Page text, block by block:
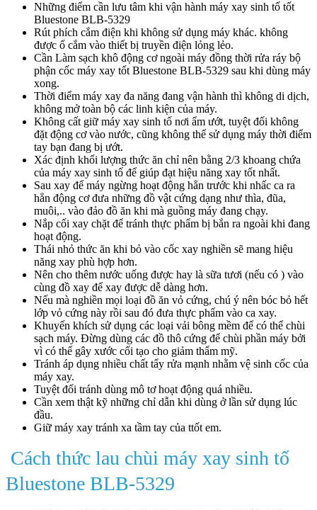
Những điểm cần lưu tâm khi vận hành máy xay sinh tố tốt
Bluestone BLB-5329
Rút phích cắm điện khi không sử dụng máy khác. không
được ổ cắm vào thiết bị truyền điện lỏng lẻo.
Cần Làm sạch khô động cơ ngoài máy đồng thời rửa ráy bộ
phận cốc máy xay tốt Bluestone BLB-5329 sau khi dùng máy
xong.
Thời điểm máy xay đa năng đang vận hành thì không di dịch,
không mở toàn bộ các linh kiện của máy.
Không cất giữ máy xay sinh tố nơi ẩm ướt, tuyệt đối không
đặt động cơ vào nước, cũng không thể sử dụng máy thời điểm
tay bạn đang bị ướt.
Xác định khối lượng thức ăn chỉ nên bằng 2/3 khoang chứa
của máy xay sinh tố để giúp đạt hiệu năng xay tốt nhất.
Sau xay để máy ngừng hoạt động hẳn trước khi nhấc ca ra
hẳn động cơ đưa những đồ vật cứng dạng như thìa, đũa,
muôi,.. vào đảo đồ ăn khi mà guồng máy đang chạy.
Nắp cối xay chặt để tránh thực phẩm bị bắn ra ngoài khi đang
hoạt động.
Thái nhỏ thức ăn khi bỏ vào cốc xay nghiền sẽ mang hiệu
năng xay phù hợp hơn.
Nên cho thêm nước uống được hay là sữa tươi (nếu có ) vào
cùng đồ xay để xay được dễ dàng hơn.
Nếu mà nghiền mọi loại đồ ăn vỏ cứng, chú ý nên bóc bỏ hết
lớp vỏ cứng này rồi sau đó đưa thực phẩm vào ca xay.
Khuyến khích sử dụng các loại vải bông mềm để có thể chùi
sạch máy. Đừng dùng các đồ thô cứng để chùi phần máy bởi
vì có thể gây xước cối tạo cho giảm thẩm mỹ.
Tránh áp dụng nhiều chất tẩy rửa mạnh nhằm vệ sinh cốc của
máy xay.
Tuyệt đối tránh dùng mô tơ hoạt động quá nhiều.
Cần xem thật kỹ những chỉ dẫn khi dùng ở lần sử dụng lúc
đầu.
Giữ máy xay tránh xa tầm tay của ttốt em.
Cách thức lau chùi máy xay sinh tố
Bluestone BLB-5329